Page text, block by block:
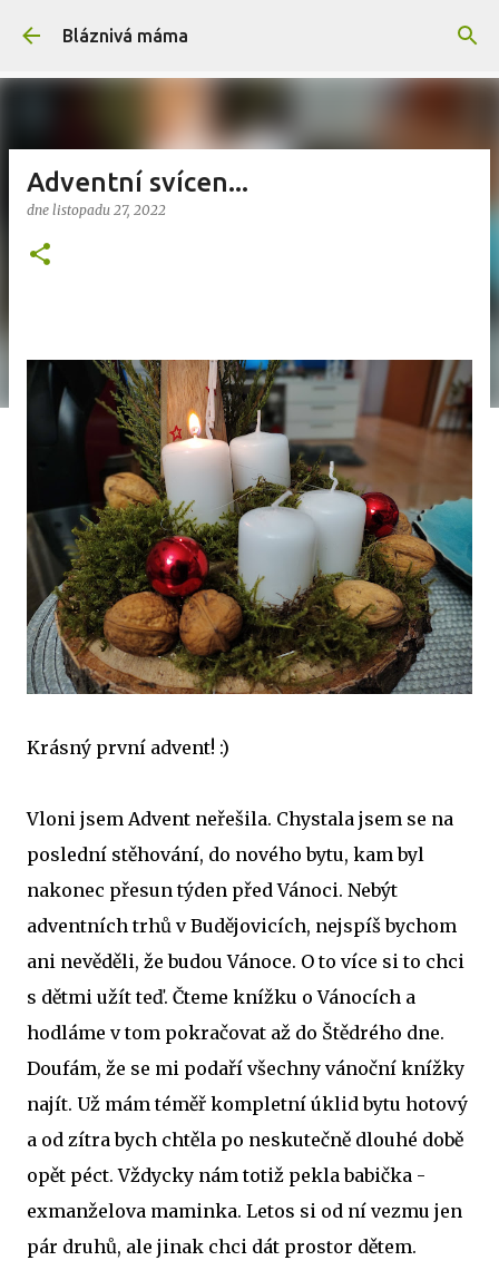
Přeskočit na hlavní obsah
Bláznivá máma
Adventní svícen...
dne listopadu 27, 2022
Krásný první advent! :)
Vloni jsem Advent neřešila. Chystala jsem se na
poslední stěhování, do nového bytu, kam byl
nakonec přesun týden před Vánoci. Nebýt
adventních trhů v Budějovicích, nejspíš bychom
ani nevěděli, že budou Vánoce. O to více si to chci
s dětmi užít teď. Čteme knížku o Vánocích a
hodláme v tom pokračovat až do Štědrého dne.
Doufám, že se mi podaří všechny vánoční knížky
najít. Už mám téměř kompletní úklid bytu hotový
a od zítra bych chtěla po neskutečně dlouhé době
opět péct. Vždycky nám totiž pekla babička -
exmanželova maminka. Letos si od ní vezmu jen
pár druhů, ale jinak chci dát prostor dětem.